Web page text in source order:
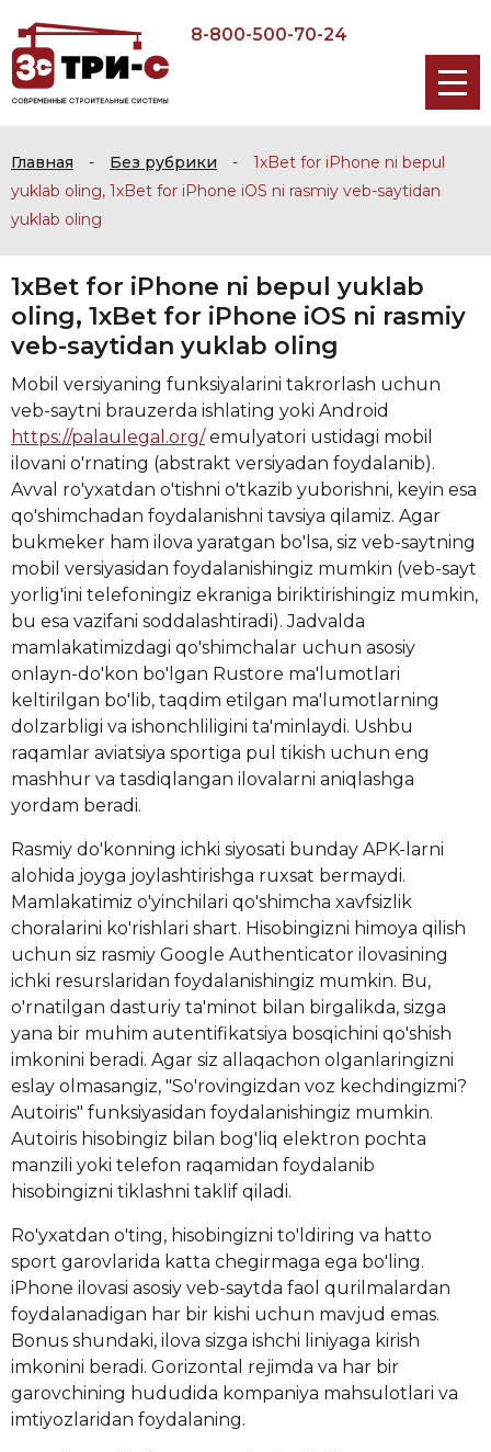
8-800-500-70-24
Главная - Без рубрики -
1xBet for iPhone ni bepul
yuklab oling, 1xBet for iPhone iOS ni rasmiy veb-saytidan
yuklab oling
1xBet for iPhone ni bepul yuklab
oling, 1xBet for iPhone iOS ni rasmiy
veb-saytidan yuklab oling
Mobil versiyaning funksiyalarini takrorlash uchun
veb-saytni brauzerda ishlating yoki Android
https://palaulegal.org/emulyatori ustidagi mobil
ilovani o'rnating (abstrakt versiyadan foydalanib).
Avval ro'yxatdan o'tishni o'tkazib yuborishni, keyin esa
qo'shimchadan foydalanishni tavsiya qilamiz. Agar
bukmeker ham ilova yaratgan bo'lsa, siz veb-saytning
mobil versiyasidan foydalanishingiz mumkin (veb-sayt
yorlig'ini telefoningiz ekraniga biriktirishingiz mumkin,
bu esa vazifani soddalashtiradi). Jadvalda
mamlakatimizdagi qo'shimchalar uchun asosiy
onlayn-do'kon bo'lgan Rustore ma'lumotlari
keltirilgan bo'lib, taqdim etilgan ma'lumotlarning
dolzarbligi va ishonchliligini ta'minlaydi. Ushbu
raqamlar aviatsiya sportiga pul tikish uchun eng
mashhur va tasdiqlangan ilovalarni aniqlashga
yordam beradi.
Rasmiy do'konning ichki siyosati bunday APK-larni
alohida joyga joylashtirishga ruxsat bermaydi.
Mamlakatimiz o'yinchilari qo'shimcha xavfsizlik
choralarini ko'rishlari shart. Hisobingizni himoya qilish
uchun siz rasmiy Google Authenticator ilovasining
ichki resurslaridan foydalanishingiz mumkin. Bu,
o'rnatilgan dasturiy ta'minot bilan birgalikda, sizga
yana bir muhim autentifikatsiya bosqichini qo'shish
imkonini beradi. Agar siz allaqachon olganlaringizni
eslay olmasangiz, "So'rovingizdan voz kechdingizmi?
Autoiris" funksiyasidan foydalanishingiz mumkin.
Autoiris hisobingiz bilan bog'liq elektron pochta
manzili yoki telefon raqamidan foydalanib
hisobingizni tiklashni taklif qiladi.
Ro'yxatdan o'ting, hisobingizni to'ldiring va hatto
sport garovlarida katta chegirmaga ega bo'ling.
iPhone ilovasi asosiy veb-saytda faol qurilmalardan
foydalanadigan har bir kishi uchun mavjud emas.
Bonus shundaki, ilova sizga ishchi liniyaga kirish
imkonini beradi. Gorizontal rejimda va har bir
garovchining hududida kompaniya mahsulotlari va
imtiyozlaridan foydalaning.